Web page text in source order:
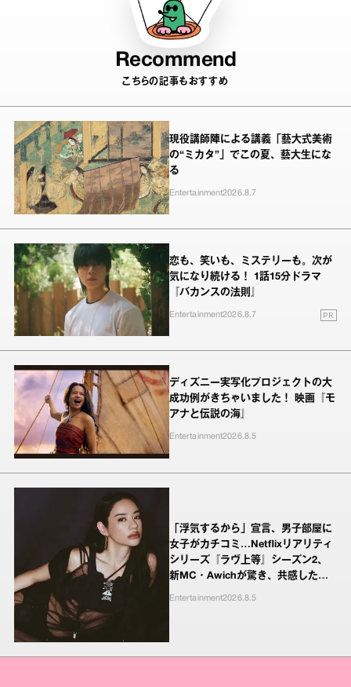
Recommend
こちらの記事もおすすめ
現役講師陣による講義「藝大式美術
の“ミカタ”」でこの夏、藝大生にな
る
Entertainment2026.8.7
恋も、笑いも、ミステリーも。次が
気になり続ける！ 1話15分ドラマ
『バカンスの法則』
Entertainment2026.8.7 PR
ディズニー実写化プロジェクトの大
成功例がきちゃいました！ 映画『モ
アナと伝説の海』
Entertainment2026.8.5
「浮気するから」宣言、男子部屋に
女子がカチコミ…Netflixリアリティ
シリーズ『ラヴ上等』シーズン2、
新MC・Awichが驚き、共感したヤ
Entertainment2026.8.5